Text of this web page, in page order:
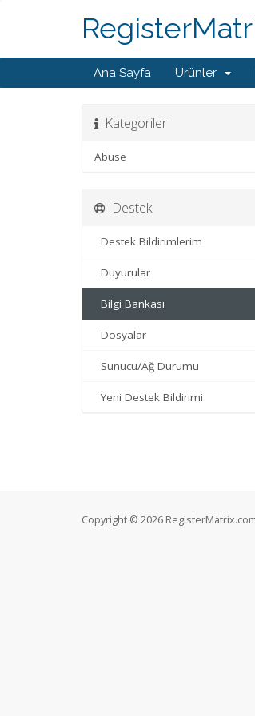
Ana Sayfa Ürünler
Kategoriler
Abuse
Destek
Destek Bildirimlerim
Duyurular
Bilgi Bankası
Dosyalar
Sunucu/Ağ Durumu
Yeni Destek Bildirimi
Copyright © 2026